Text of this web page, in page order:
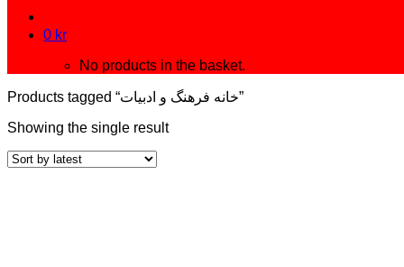
0 kr
No products in the basket.
Products tagged “خانه فرهنگ و ادبیات”
Showing the single result